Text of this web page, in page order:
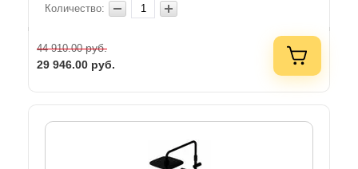
Количество:
44 910.00руб.
29 946.00 руб.